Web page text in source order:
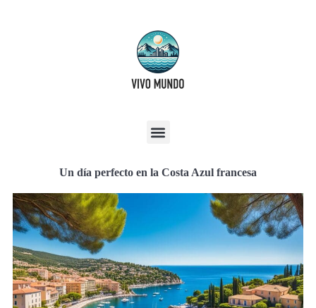
Un día perfecto en la Costa Azul francesa